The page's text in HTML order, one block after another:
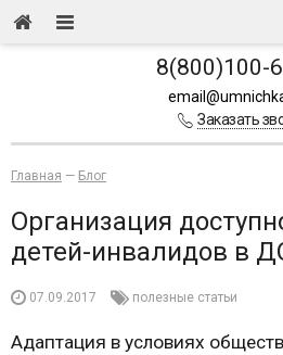
8(800)100-
Заказать
Главная — Блог
Организация
детей-инвалидов в
07.09.2017 полезные статьи
Адаптация в условиях